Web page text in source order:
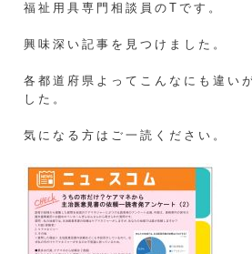
福祉用具専門相談員のTです。
興味深い記事を見つけました。
各都道府県よってこんなにも違い
した。
気になる方はご一読ください。